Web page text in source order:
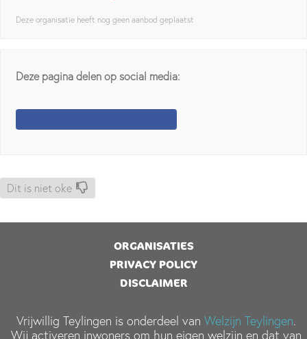
Deze organisatie heeft nog geen aanbod geplaatst
Deze pagina delen op social media:
Dit is niet oke
ORGANISATIES
PRIVACY POLICY
DISCLAIMER
Vrijwillig Teylingen is onderdeel vanWelzijn Teylingen.
Wij activeren inwoners om hun eigen welzijn en dat van